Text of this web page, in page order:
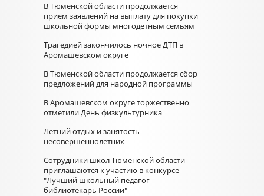
В Тюменской области продолжается
приём заявлений на выплату для покупки
школьной формы многодетным семьям
Трагедией закончилось ночное ДТП в
Аромашевском округе
В Тюменской области продолжается сбор
предложений для народной программы
В Аромашевском округе торжественно
отметили День физкультурника
Летний отдых и занятость
несовершеннолетних
Сотрудники школ Тюменской области
приглашаются к участию в конкурсе
"Лучший школьный педагог-
библиотекарь России"